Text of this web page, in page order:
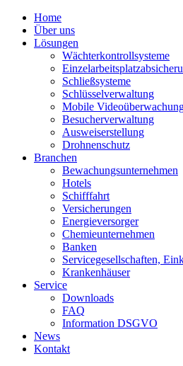
Home
Über uns
Lösungen
Wächterkontrollsysteme
Schließsysteme
Schlüsselverwaltung
Mobile
Besucherverwaltung
Ausweiserstellung
Drohnenschutz
Branchen
Bewachungsunternehmen
Hotels
Schifffahrt
Versicherungen
Energieversorger
Chemieunternehmen
Banken
Servicegesellschaften,
Krankenhäuser
Service
Downloads
FAQ
Information DSGVO
News
Kontakt